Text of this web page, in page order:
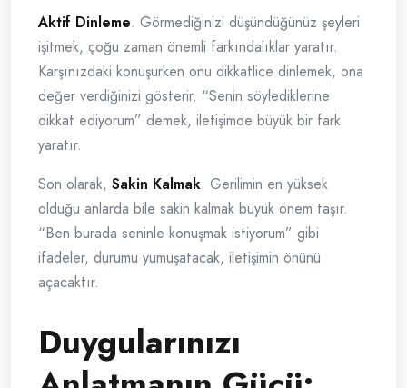
Aktif Dinleme. Görmediğinizi düşündüğünüz şeyleri
işitmek, çoğu zaman önemli farkındalıklar yaratır.
Karşınızdaki konuşurken onu dikkatlice dinlemek, ona
değer verdiğinizi gösterir. “Senin söylediklerine
dikkat ediyorum” demek, iletişimde büyük bir fark
yaratır.
Son olarak, Sakin Kalmak. Gerilimin en yüksek
olduğu anlarda bile sakin kalmak büyük önem taşır.
“Ben burada seninle konuşmak istiyorum” gibi
ifadeler, durumu yumuşatacak, iletişimin önünü
açacaktır.
Duygularınızı